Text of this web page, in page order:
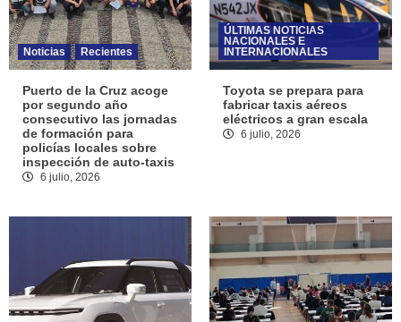
Noticias Recientes
Puerto de la Cruz acoge
por segundo año
consecutivo las jornadas
de formación para
policías locales sobre
inspección de auto-taxis
6 julio, 2026
ÚLTIMAS NOTICIAS
NACIONALES E
INTERNACIONALES
Toyota se prepara para
fabricar taxis aéreos
eléctricos a gran escala
6 julio, 2026